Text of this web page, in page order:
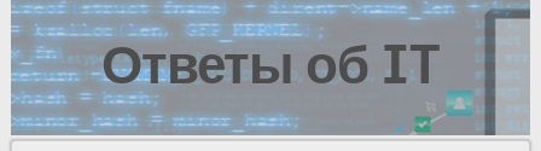
Ответы об IT